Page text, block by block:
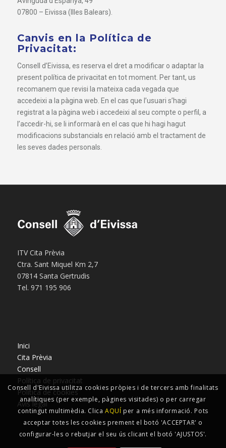
07800 – Eivissa (Illes Balears).
Canvis en la Política de
Privacitat:
Consell d’Eivissa, es reserva el dret a modificar o adaptar la
present política de privacitat en tot moment. Per tant, us
recomanem que revisi la mateixa cada vegada que
accedeixi a la pàgina web. En el cas que l’usuari s’hagi
registrat a la pàgina web i accedeixi al seu compte o perfil, a
l’accedir-hi, se li informarà en el cas que hi hagi hagut
modificacions substancials en relació amb el tractament de
les seves dades personals.
ITV Cita Prèvia
Ctra. Sant Miquel Km 2,7
07814 Santa Gertrudis
Tel. 971 195 906
Inici
Cita Prèvia
Consell
Política de privacitat
Política de cookies
Avís legal
Consell d'Eivissa utilitza cookies pròpies i de tercers amb finalitats
analítiques (per exemple, pàgines visitades) o per carregar
contingut multimèdia. ClicaAQUÍ per a més informació. Pots
acceptar totes les cookies prement el botó 'ACCEPTAR' o
configurar-les o rebutjar el seu ús clicant el botó 'AJUSTOS'.